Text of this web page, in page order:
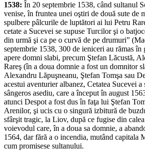
1538: În 20 septembrie 1538, când sultanul
venise, în fruntea unei oştiri de două sute de
spulbere pâlcurile de luptători ai lui Petru
cetate a Sucevei se supuse Turcilor şi o
din urmă şi ca pe o curvă de pe drumuri”
septembrie 1538, 300 de ieniceri au rămas în
apere domni slabi, precum Ştefan Lăcustă,
Rareş (în a doua domnie a fost un domnitor
Alexandru Lăpuşneanu, Ştefan Tomşa sau
acestui aventurier albanez, Cetatea Sucevei
sângeros asediu, care a început în august
atunci Despot a fost dus în faţa lui Ştefan
Arenilor, şi ucis cu o singură izbitură de
sfârşit tragic, la Liov, după ce fugise din
voievodul care, în a doua sa domnie, a
1564, dar fără a o incendia, mutând capitala
cum promisese sultanului.